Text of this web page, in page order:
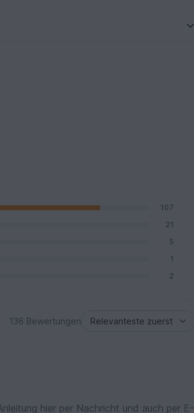
107
21
5
1
2
136 Bewertungen
hier per Nachricht und auch per E-